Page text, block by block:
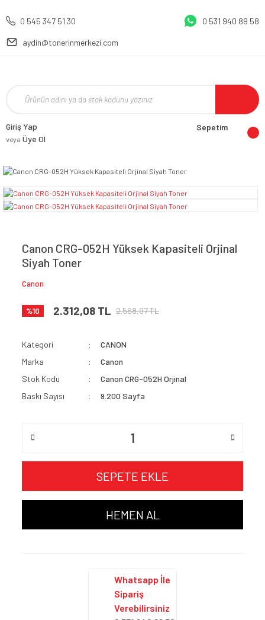
0 545 347 51 30 0 531 940 89 58
aydin@tonerinmerkezi.com
Giriş Yap
veya Üye Ol
Sepetim
Canon CRG-052H Yüksek Kapasiteli Orjinal
Siyah Toner
Canon
%10 2.312,08 TL 2.568,97 TL
Kategori
CANON
Marka
Canon
Stok Kodu
Canon CRG-052H Orjinal
Baskı Sayısı
9.200 Sayfa
SEPETE EKLE
HEMEN AL
Whatsapp İle
Sipariş
Verebilirsiniz